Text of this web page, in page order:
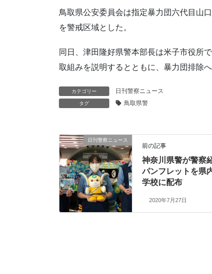
鳥取県公安委員会は指定暴力団六代目山
を警戒区域とした。
同日、津田隆好県警本部長は米子市役所
取組みを説明するとともに、暴力団排除
カテゴリー 日刊警察ニュース
タグ 鳥取県警
日刊警察ニュース
前の記事
神奈川県警が警察
パンフレットを県
学校に配布
2020年7月27日